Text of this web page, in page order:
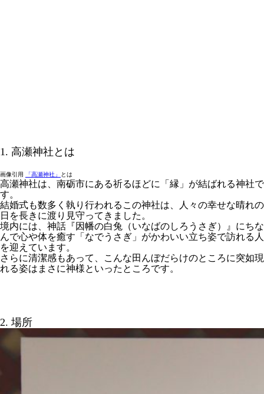
1. 高瀬神社とは
画像引用 「高瀬神社」 とは
高瀬神社は、南砺市にある祈るほどに「縁」が結ばれる神社で
す。
結婚式も数多く執り行われるこの神社は、人々の幸せな晴れの
日を長きに渡り見守ってきました。
境内には、神話『因幡の白兔（いなばのしろうさぎ）』にちな
んで心や体を癒す「なでうさぎ」がかわいい立ち姿で訪れる人
を迎えています。
さらに清潔感もあって、こんな田んぼだらけのところに突如現
れる姿はまさに神様といったところです。
2. 場所